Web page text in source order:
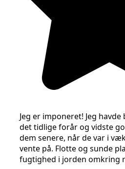
Jeg er imponeret! Jeg
det tidlige forår og vidste
dem senere, når de var i
vente på. Flotte og sunde
fugtighed i jorden omkring